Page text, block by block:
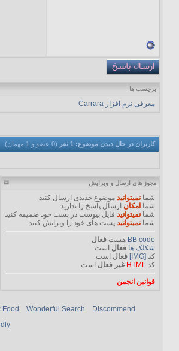
برچسب ها
معرفی نرم افزار Carrara
کاربران در حال دیدن موضوع: 1 نفر (0 عضو و 1 مهمان)
مجوز های ارسال و ویرایش
شما نمیتوانیدموضوع جدیدی ارسال کنید
شما امکانارسال پاسخ را ندارید
شما نمیتوانیدفایل پیوست در پست خود ضمیمه کنید
شما نمیتوانیدپست های خود را ویرایش کنید
BB code هست فعال
شکلک ها فعال است
کد [IMG] فعال است
کد HTML غیر فعال است
قوانین انجمن
Food Wonderful Search
Discommend